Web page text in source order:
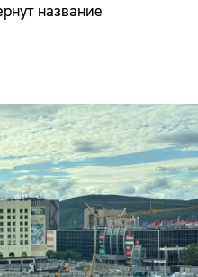
название